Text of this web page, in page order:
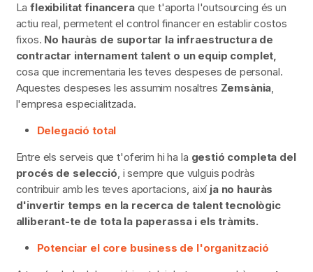
Laflexibilitat financeraque t'aporta l'outsourcing és un
actiu real, permetent el control financer en establir costos
fixos. No hauràs de suportar la infraestructura de
contractar internament talent o un equip complet,
cosa que incrementaria les teves despeses de personal.
Aquestes despeses les assumim nosaltres Zemsània,
l'empresa especialitzada.
Delegació total
Entre els serveis que t'oferim hi ha la gestió completa del
procés de selecció, i sempre que vulguis podràs
contribuir amb les teves aportacions, així ja no hauràs
d'invertir temps en la recerca de talent tecnològic
alliberant-te de tota la paperassa i els tràmits.
Potenciar el core business de l'organització